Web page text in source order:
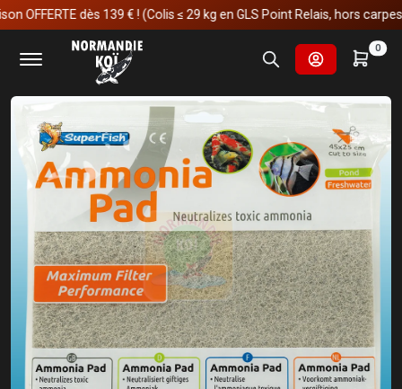
dès 139 € ! (Colis ≤ 29 kg en GLS Point Relais, hors carpes koï)
0
Accueil Aquariophilie Filtration
Média de filtration
Micro Pad Ammonia